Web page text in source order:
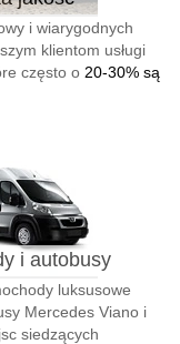
i wiarygodnych
klientom usługi
często o 20-30% są
i autobusy
luksusowe
Mercedes Viano i
siedzących